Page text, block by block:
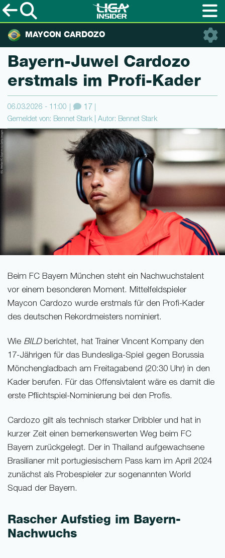
MAYCON CARDOZO
Bayern-Juwel Cardozo
erstmals im Profi-Kader
06.03.2026 - 11:00 17
Gemeldet von: Bennet Stark | Autor: Bennet Stark
Beim FC Bayern München steht ein Nachwuchstalent
vor einem besonderen Moment. Mittelfeldspieler
Maycon Cardozo wurde erstmals für den Profi-Kader
des deutschen Rekordmeisters nominiert.
Wie BILDberichtet, hat Trainer Vincent Kompany den
17-Jährigen für das Bundesliga-Spiel gegen Borussia
Mönchengladbach am Freitagabend (20:30 Uhr) in den
Kader berufen. Für das Offensivtalent wäre es damit die
erste Pflichtspiel-Nominierung bei den Profis.
Cardozo gilt als technisch starker Dribbler und hat in
kurzer Zeit einen bemerkenswerten Weg beim FC
Bayern zurückgelegt. Der in Thailand aufgewachsene
Brasilianer mit portugiesischem Pass kam im April 2024
zunächst als Probespieler zur sogenannten World
Squad der Bayern.
Rascher Aufstieg im Bayern-
Nachwuchs